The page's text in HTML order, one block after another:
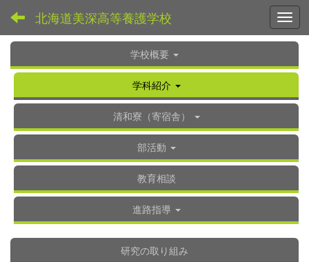
北海道美深高等養護学校
学校概要
学科紹介
清和寮（寄宿舎）
部活動
教育相談
進路指導
研究の取り組み